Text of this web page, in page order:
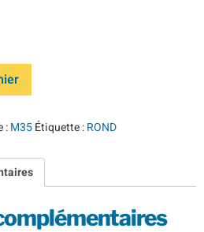
:M35Étiquette :ROND